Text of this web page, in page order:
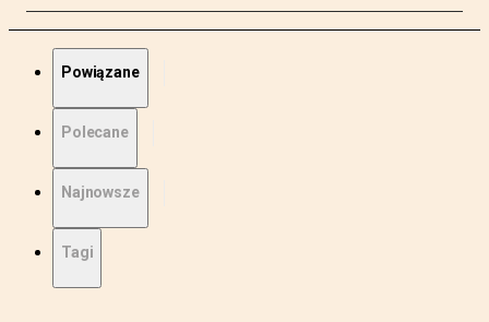
Powiązane
Polecane
Najnowsze
Tagi